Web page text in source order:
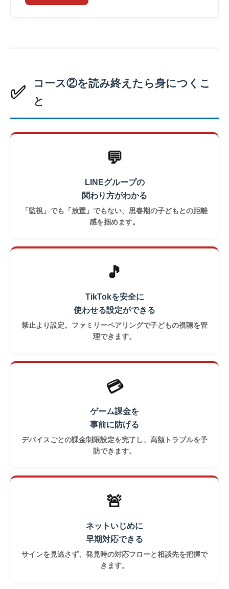
✅
コース②を読み終えたら身につくこ
と
💬
LINEグループの
関わり方がわかる
「監視」でも「放置」でもない、思春期の子どもとの距離
感を掴めます。
🎵
TikTokを安全に
使わせる設定ができる
禁止より設定。ファミリーペアリングで子どもの視聴を管
理できます。
💳
ゲーム課金を
事前に防げる
デバイスごとの課金制限設定を完了し、高額トラブルを予
防できます。
🚨
ネットいじめに
早期対応できる
サインを見逃さず、発見時の対応フローと相談先を把握で
きます。